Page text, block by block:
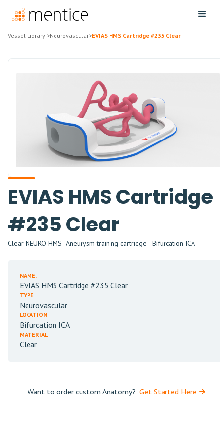
Vessel Library >Neurovascular>EVIAS HMS Cartridge #235 Clear
EVIAS HMS Cartridge
#235 Clear
Clear NEURO HMS -Aneurysm training cartridge - Bifurcation ICA
NAME.
EVIAS HMS Cartridge #235 Clear
TYPE
Neurovascular
LOCATION
Bifurcation ICA
MATERIAL
Clear
Want to order custom Anatomy? Get Started Here